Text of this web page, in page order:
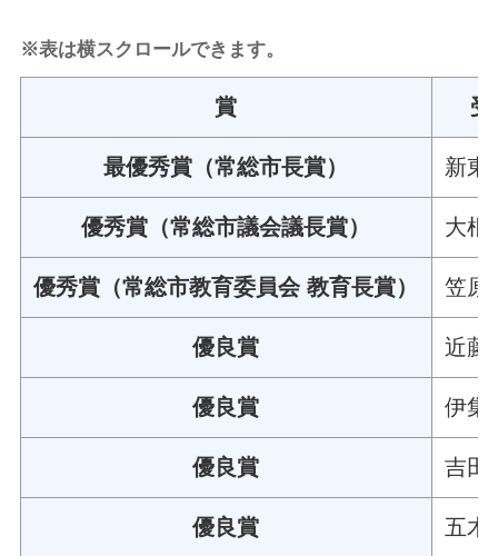
※表は横スクロールできます。
賞 受
最優秀賞（常総市長賞） 新東
優秀賞（常総市議会議長賞） 大根
優秀賞（常総市教育委員会 教育長賞） 笠原
優良賞 近藤
優良賞 伊集
優良賞 吉田
優良賞 五木